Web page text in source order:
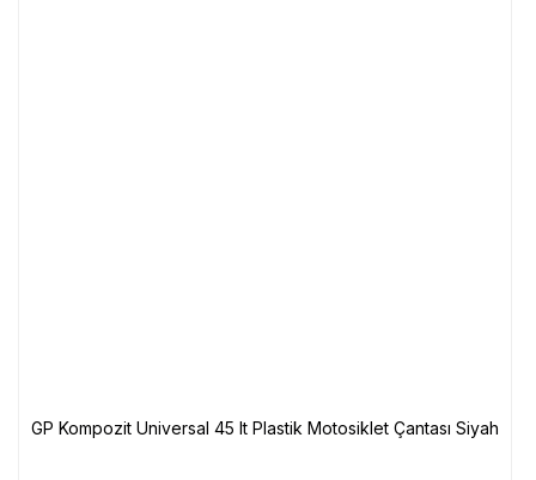
GP Kompozit Universal 45 lt Plastik Motosiklet Çantası Siyah